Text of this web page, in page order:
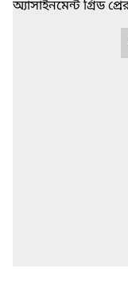
অ্যাসাইনমেন্ট গ্রিড